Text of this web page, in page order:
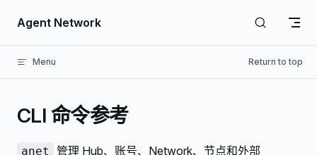
Skip to content
Agent Network
Menu Return to top
CLI 命令参考
anet
管理 Hub、账号、Network、节点和外部